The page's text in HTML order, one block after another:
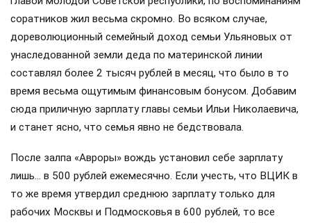
соратников жил весьма скромно. Во всяком случае,
дореволюционный семейный доход семьи Ульяновых от
унаследованной земли деда по материнской линии
составлял более 2 тысяч рублей в месяц, что было в то
время весьма ощутимым финансовым бонусом. Добавим
сюда приличную зарплату главы семьи Ильи Николаевича,
и станет ясно, что семья явно не бедствовала.
После залпа «Авроры» вождь установил себе зарплату
лишь… в 500 рублей ежемесячно. Если учесть, что ВЦИК в
то же время утвердил среднюю зарплату только для
рабочих Москвы и Подмосковья в 600 рублей, то все